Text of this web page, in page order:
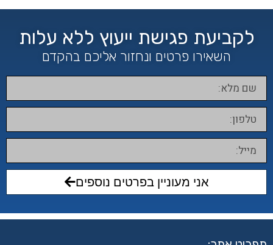
לקביעת פגישת ייעוץ ללא עלות
השאירו פרטים ונחזור אליכם בהקדם
אני מעוניין בפרטים נוספים